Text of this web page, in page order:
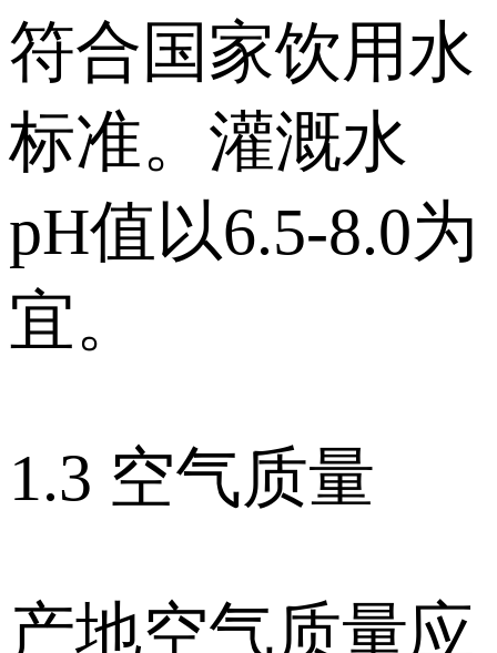
符合国家饮用水
标准。灌溉水
pH值以6.5-8.0为
宜。
1.3 空气质量
产地空气质量应